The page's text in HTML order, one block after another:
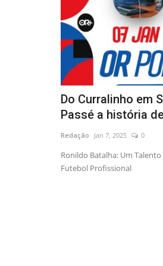
Do Curralinho em
Passé a história
Redação Jan 7, 2025 0
Ronildo Batalha: Um
Futebol Profissional